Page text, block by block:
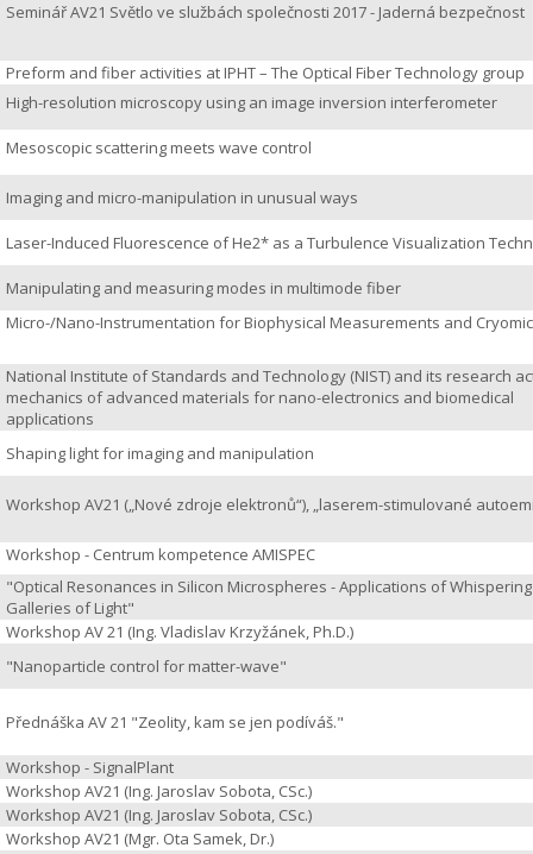
Seminář AV21 Světlo ve službách společnosti 2017 - Jaderná bezpečnost
Preform and fiber activities at IPHT – The Optical Fiber Technology group
High-resolution microscopy using an image inversion interferometer
Mesoscopic scattering meets wave control
Imaging and micro-manipulation in unusual ways
Laser-Induced Fluorescence of He2* as a Turbulence Visualization
Manipulating and measuring modes in multimode fiber
Micro-/Nano-Instrumentation for Biophysical Measurements and
National Institute of Standards and Technology (NIST) and its research
mechanics of advanced materials for nano-electronics and biomedical
applications
Shaping light for imaging and manipulation
Workshop AV21 („Nové zdroje elektronů“), „laserem-stimulované
Workshop - Centrum kompetence AMISPEC
"Optical Resonances in Silicon Microspheres - Applications of Whispering
Galleries of Light"
Workshop AV 21 (Ing. Vladislav Krzyžánek, Ph.D.)
"Nanoparticle control for matter-wave"
Přednáška AV 21 "Zeolity, kam se jen podíváš."
Workshop - SignalPlant
Workshop AV21 (Ing. Jaroslav Sobota, CSc.)
Workshop AV21 (Ing. Jaroslav Sobota, CSc.)
Workshop AV21 (Mgr. Ota Samek, Dr.)